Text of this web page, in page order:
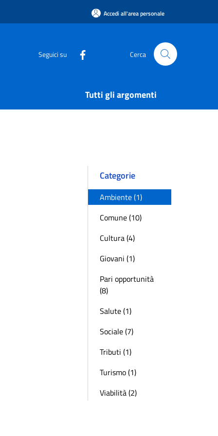
Accedi all'area personale
Seguici su Cerca
Tutti gli argomenti
Categorie
Ambiente (1)
Comune (10)
Cultura (4)
Giovani (1)
Pari opportunità
(8)
Salute (1)
Sociale (7)
Tributi (1)
Turismo (1)
Viabilità (2)